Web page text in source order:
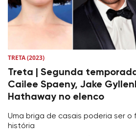
TRETA (2023)
Treta | Segunda
Cailee Spaeny, Jake
Hathaway no elenco
Uma briga de casais poderia ser o
história